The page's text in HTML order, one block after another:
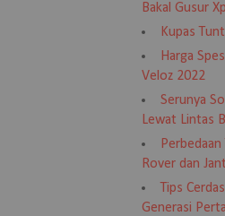
Bakal Gusur
Kupas
Harga
Veloz 2022
Serunya
Lewat Lintas
Rover dan
Tips
Generasi